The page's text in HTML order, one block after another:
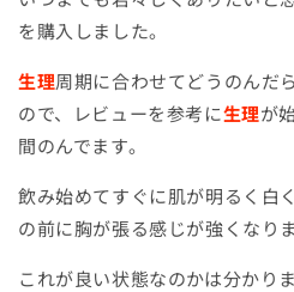
を購入しました。
生理周期に合わせてどうのんだ
ので、レビューを参考に生理が
間のんでます。
飲み始めてすぐに肌が明るく白
の前に胸が張る感じが強くなり
これが良い状態なのかは分かり